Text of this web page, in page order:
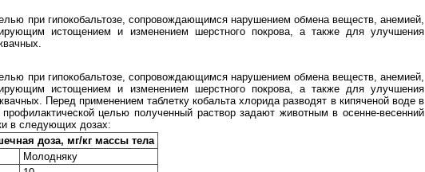
при гипокобальтозе, сопровождающимся нарушением обмена веществ, анемией,
истощением и изменением шерстного покрова, а также для улучшения
при гипокобальтозе, сопровождающимся нарушением обмена веществ, анемией,
истощением и изменением шерстного покрова, а также для улучшения
Перед применением таблетку кобальта хлорида разводят в кипяченой воде в
целью полученный раствор задают животным в осенне-весенний
в следующих дозах:
доза, мг/кг массы тела
Молодняку